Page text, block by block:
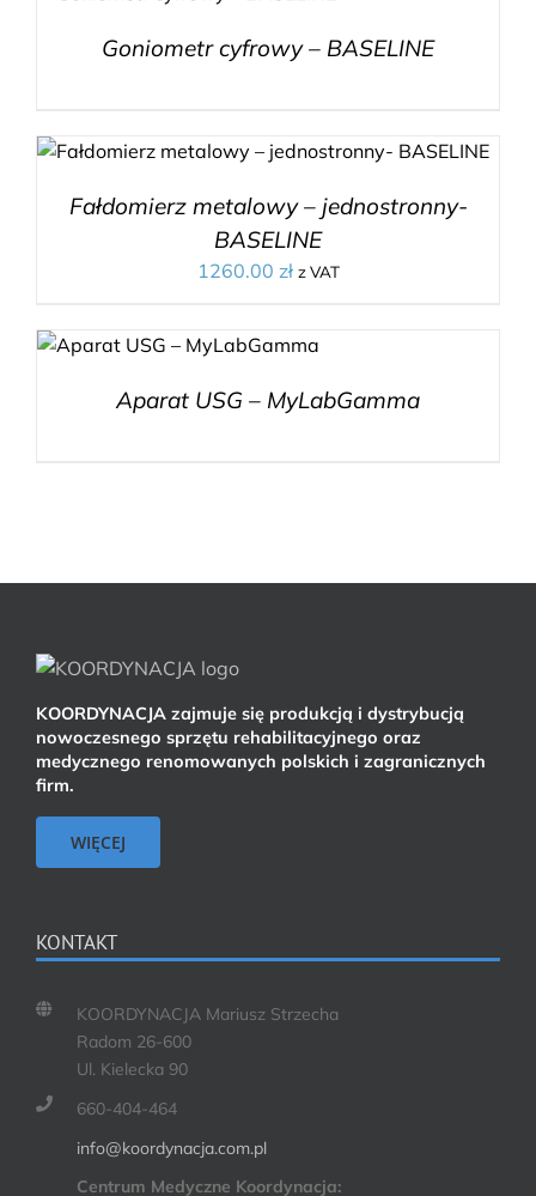
Goniometr cyfrowy – BASELINE
Fałdomierz metalowy – jednostronny-
BASELINE
1260.00 zł z VAT
Aparat USG – MyLabGamma
KOORDYNACJA zajmuje się produkcją i dystrybucją
nowoczesnego sprzętu rehabilitacyjnego oraz
medycznego renomowanych polskich i zagranicznych
firm.
WIĘCEJ
KONTAKT
KOORDYNACJA Mariusz Strzecha
Radom 26-600
Ul. Kielecka 90
660-404-464
info@koordynacja.com.pl
Centrum Medyczne Koordynacja: